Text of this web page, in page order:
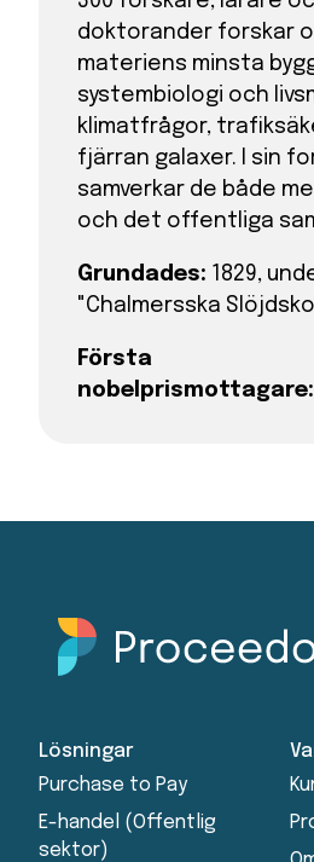
doktorander forskar
materiens minsta
systembiologi och
klimatfrågor,
fjärran galaxer. I sin
samverkar de både
och det offentliga
Grundades: 1829,
"Chalmersska
Första
nobelprismottagare:
Lösningar
Purchase to Pay
E-handel (Offentlig
sektor)